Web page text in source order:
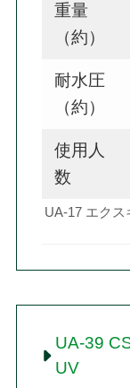
重量
（約）
耐水圧
（約）
使用人
数
UA-17 エク
UA-39
UV